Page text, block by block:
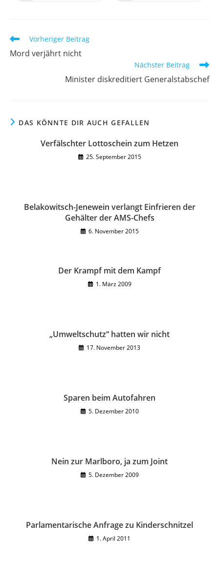
Weitere
ansehen
Vorheriger Beitrag
Mord verjährt nicht
Nächster Beitrag
Minister diskreditiert Generalstabschef
DAS KÖNNTE DIR AUCH GEFALLEN
Verfälschter Lottoschein zum Hetzen
25. September 2015
Belakowitsch-Jenewein verlangt Einfrieren der
Gehälter der AMS-Chefs
6. November 2015
Der Krampf mit dem Kampf
1. März 2009
„Umweltschutz“ hatten wir nicht
17. November 2013
Sparen beim Autofahren
5. Dezember 2010
Nein zur Marlboro, ja zum Joint
5. Dezember 2009
Parlamentarische Anfrage zu Kinderschnitzel
1. April 2011